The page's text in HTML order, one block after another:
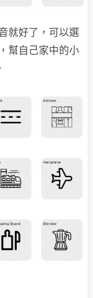
就好了，可以選
幫自己家中的小